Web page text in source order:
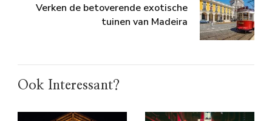
Verken de betoverende exotische
tuinen van Madeira
Ook Interessant?